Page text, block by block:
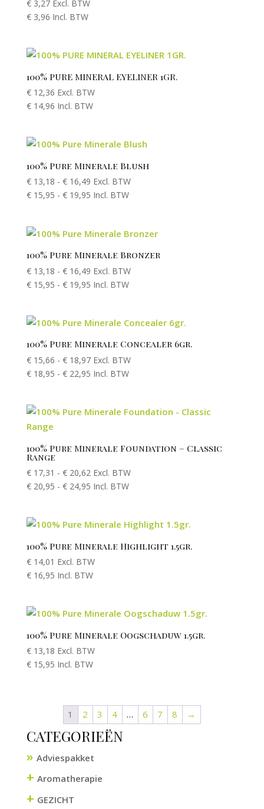
€3,27Excl. BTW
€3,96 Incl. BTW
100% PURE MINERAL EYELINER 1GR.
€12,36 Excl. BTW
€14,96 Incl. BTW
100% Pure Minerale Blush
€13,18 - €16,49 Excl. BTW
€15,95 - €19,95 Incl. BTW
100% Pure Minerale Bronzer
€13,18 - €16,49 Excl. BTW
€15,95 - €19,95 Incl. BTW
100% Pure Minerale Concealer 6gr.
€15,66 - €18,97Excl. BTW
€18,95 - €22,95 Incl. BTW
100% Pure Minerale Foundation – Classic
Range
€17,31 - €20,62Excl. BTW
€20,95 - €24,95 Incl. BTW
100% Pure Minerale Highlight 1.5gr.
€14,01 Excl. BTW
€16,95 Incl. BTW
100% Pure Minerale Oogschaduw 1.5gr.
€13,18 Excl. BTW
€15,95 Incl. BTW
1 2 3 4 … 6 7 8 →
CATEGORIEËN
Adviespakket
+ Aromatherapie
+ GEZICHT